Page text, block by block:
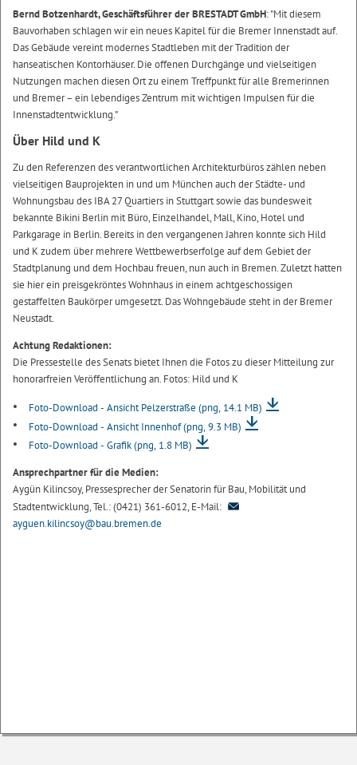
Bernd Botzenhardt, Geschäftsführer der BRESTADT GmbH: "Mit diesem
Bauvorhaben schlagen wir ein neues Kapitel für die Bremer Innenstadt auf.
Das Gebäude vereint modernes Stadtleben mit der Tradition der
hanseatischen Kontorhäuser. Die offenen Durchgänge und vielseitigen
Nutzungen machen diesen Ort zu einem Treffpunkt für alle Bremerinnen
und Bremer – ein lebendiges Zentrum mit wichtigen Impulsen für die
Innenstadtentwicklung."
Über Hild und K
Zu den Referenzen des verantwortlichen Architekturbüros zählen neben
vielseitigen Bauprojekten in und um München auch der Städte- und
Wohnungsbau des IBA 27 Quartiers in Stuttgart sowie das bundesweit
bekannte Bikini Berlin mit Büro, Einzelhandel, Mall, Kino, Hotel und
Parkgarage in Berlin. Bereits in den vergangenen Jahren konnte sich Hild
und K zudem über mehrere Wettbewerbserfolge auf dem Gebiet der
Stadtplanung und dem Hochbau freuen, nun auch in Bremen. Zuletzt hatten
sie hier ein preisgekröntes Wohnhaus in einem achtgeschossigen
gestaffelten Baukörper umgesetzt. Das Wohngebäude steht in der Bremer
Neustadt.
Achtung Redaktionen:
Die Pressestelle des Senats bietet Ihnen die Fotos zu dieser Mitteilung zur
honorarfreien Veröffentlichung an. Fotos: Hild und K
Foto-Download - Ansicht Pelzerstraße (png, 14.1 MB)
Foto-Download - Ansicht Innenhof(png, 9.3 MB)
Foto-Download - Grafik(png, 1.8 MB)
Ansprechpartner für die Medien:
Aygün Kilincsoy, Pressesprecher der Senatorin für Bau, Mobilität und
Stadtentwicklung, Tel.: (0421) 361-6012, E-Mail:
ayguen.kilincsoy@bau.bremen.de